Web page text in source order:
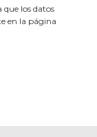
que los datos
en la página